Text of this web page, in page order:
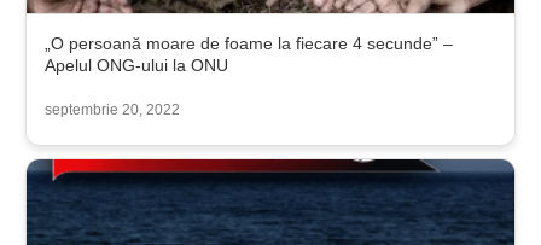
„O persoană moare de foame la fiecare 4 secunde” –
Apelul ONG-ului la ONU
septembrie 20, 2022